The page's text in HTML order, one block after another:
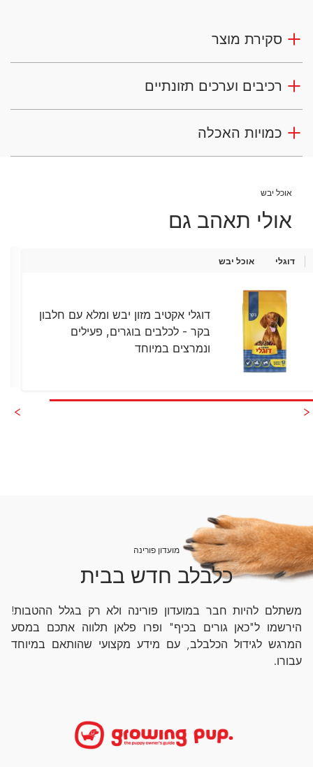
סקירת מוצר
רכיבים וערכים תזונתיים
כמויות האכלה
אוכל יבש
אולי תאהב גם
דוגלי אוכל יבש
דוגלי אקטיב מזון יבש ומלא עם חלבון
בקר - לכלבים בוגרים, פעילים
ונמרצים במיוחד
מועדון פורינה
כלבלב חדש בבית
משתלם להיות חבר במועדון פורינה ולא רק בגלל ההטבות!
הירשמו ל"כאן גורים בכיף" ופרו פלאן תלווה אתכם במסע
המרגש לגידול הכלבלב, עם מידע מקצועי שהותאם במיוחד
עבורו.